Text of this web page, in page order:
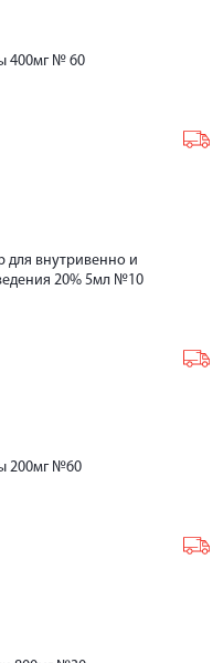
400мг № 60
для внутривенно и
20% 5мл №10
200мг №60